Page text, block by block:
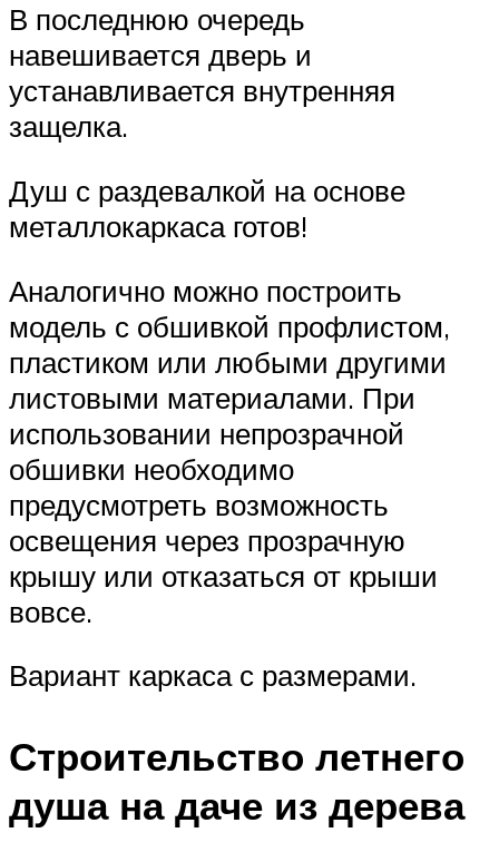
В последнюю очередь
навешивается дверь и
устанавливается внутренняя
защелка.
Душ с раздевалкой на основе
металлокаркаса готов!
Аналогично можно построить
модель с обшивкой профлистом,
пластиком или любыми другими
листовыми материалами. При
использовании непрозрачной
обшивки необходимо
предусмотреть возможность
освещения через прозрачную
крышу или отказаться от крыши
вовсе.
Вариант каркаса с размерами.
Строительство летнего
душа на даче из дерева